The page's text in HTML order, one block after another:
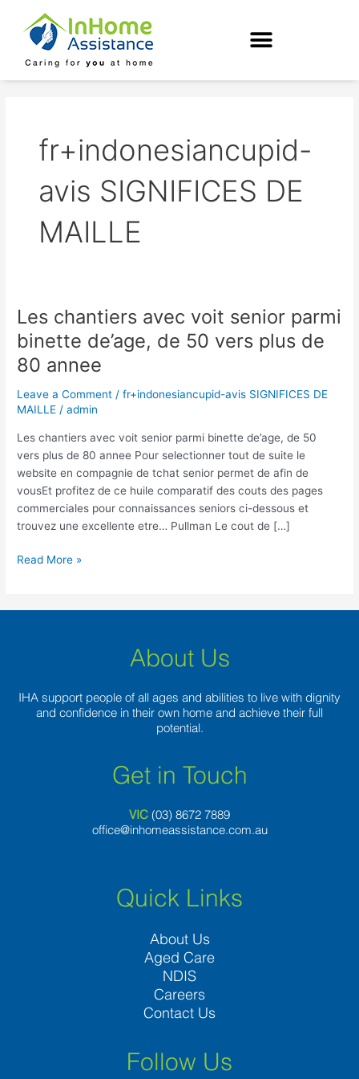
content
fr+indonesiancupid-
avis SIGNIFICES DE
MAILLE
Les chantiers avec voit senior parmi
binette de’age, de 50 vers plus de
80 annee
Leave a Comment /fr+indonesiancupid-avis SIGNIFICES DE
MAILLE /admin
Les chantiers avec voit senior parmi binette de’age, de 50
vers plus de 80 annee Pour selectionner tout de suite le
website en compagnie de tchat senior permet de afin de
vousEt profitez de ce huile comparatif des couts des pages
commerciales pour connaissances seniors ci-dessous et
trouvez une excellente etre… Pullman Le cout de […]
Les
chantiers
avec
voit
parmi
de’age,
de
50
vers
plus
de
annee
Read More »
About Us
IHA support people of all ages and abilities to live with dignity
and confidence in their own home and achieve their full
potential.
Get in Touch
VIC (03) 8672 7889
office@inhomeassistance.com.au
Quick Links
About Us
Aged Care
NDIS
Careers
Contact Us
Follow Us